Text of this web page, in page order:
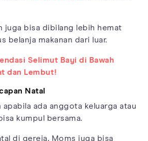
juga bisa dibilang lebih hemat
belanja makanan dari luar.
Selimut Bayi di Bawah
dan Lembut!
Natal
ada anggota keluarga atau
kumpul bersama.
di gereja, Moms juga bisa